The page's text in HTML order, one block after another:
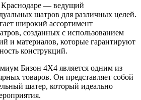
— ведущий
шатров для различных целей.
широкий ассортимент
созданных с использованием
и материалов, которые гарантируют
конструкций.
Бизон 4X4 является одним из
товаров. Он представляет собой
шатер, который идеально